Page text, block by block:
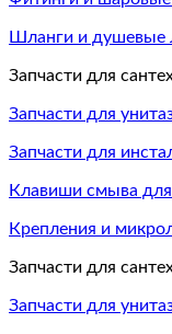
Шланги и душевые
Запчасти для
Запчасти для
Запчасти для
Клавиши смыва
Крепления и
Запчасти для
Запчасти для